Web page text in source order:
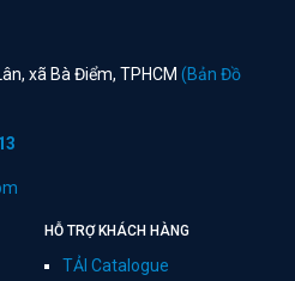
xã Bà Điểm, TPHCM (Bản Đồ
HỖ TRỢ KHÁCH HÀNG
TẢI Catalogue